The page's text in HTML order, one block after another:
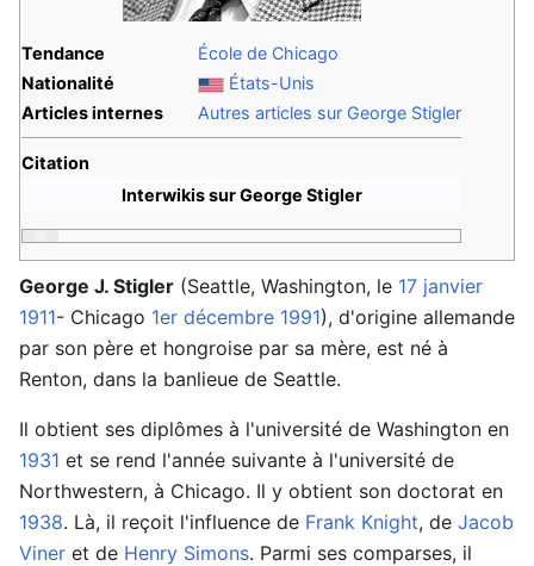
Tendance
École de Chicago
Nationalité
États-Unis
Articles internes
Autres articles sur George Stigler
Citation
Interwikis sur George Stigler
George J. Stigler (Seattle, Washington, le 17 janvier
1911- Chicago 1er décembre 1991), d'origine allemande
par son père et hongroise par sa mère, est né à
Renton, dans la banlieue de Seattle.
Il obtient ses diplômes à l'université de Washington en
1931 et se rend l'année suivante à l'université de
Northwestern, à Chicago. Il y obtient son doctorat en
1938. Là, il reçoit l'influence de Frank Knight, de Jacob
Viner et de Henry Simons. Parmi ses comparses, il